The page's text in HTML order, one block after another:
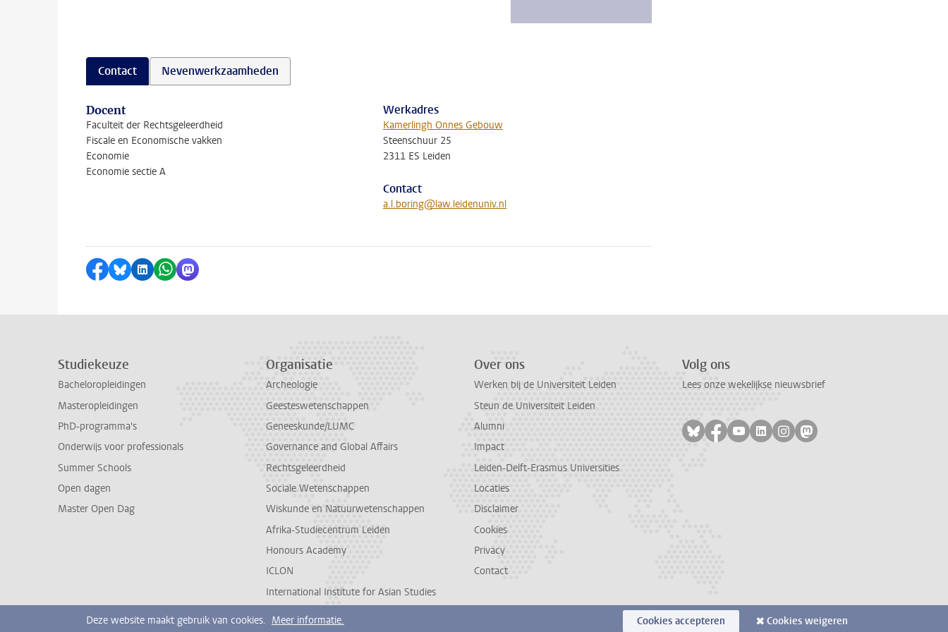
Contact Nevenwerkzaamheden
Docent
Faculteit der Rechtsgeleerdheid
Fiscale en Economische vakken
Economie
Economie sectie A
Werkadres
Kamerlingh Onnes Gebouw
Steenschuur 25
2311 ES Leiden
Contact
a.l.boring@law.leidenuniv.nl
Delen op Facebook
Delen via Bluesky
Delen op LinkedIn
Delen via WhatsApp
Delen via Mastodon
Studiekeuze
Bacheloropleidingen
Masteropleidingen
PhD-programma's
Onderwijs voor professionals
Summer Schools
Open dagen
Master Open Dag
Organisatie
Archeologie
Geesteswetenschappen
Geneeskunde/LUMC
Governance and Global Affairs
Rechtsgeleerdheid
Sociale Wetenschappen
Wiskunde en Natuurwetenschappen
Afrika-Studiecentrum Leiden
Honours Academy
ICLON
International Institute for Asian Studies
Over ons
Werken bij de Universiteit Leiden
Steun de Universiteit Leiden
Alumni
Impact
Leiden-Delft-Erasmus Universities
Locaties
Disclaimer
Cookies
Privacy
Contact
Volg ons
Lees onze wekelijkse nieuwsbrief
Volg ons op bluesky
Volg ons op facebook
Volg ons op youtube
Volg ons op linkedin
Volg ons op instagram
Volg ons op mastodon
Deze website maakt gebruik van cookies. Meer informatie. Cookies accepteren Cookies weigeren